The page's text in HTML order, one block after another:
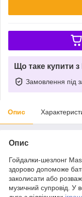
Що таке купити
Замовлення під
Опис
Опис
Гойдалки-шезлонг
здорово допоможе
заколисати або
музичний супровід. У